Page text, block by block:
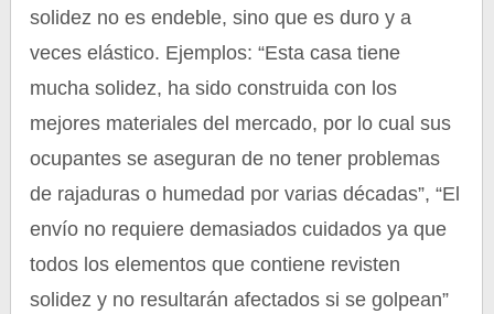
solidez no es endeble, sino que es duro y a
veces elástico. Ejemplos: “Esta casa tiene
mucha solidez, ha sido construida con los
mejores materiales del mercado, por lo cual sus
ocupantes se aseguran de no tener problemas
de rajaduras o humedad por varias décadas”, “El
envío no requiere demasiados cuidados ya que
todos los elementos que contiene revisten
solidez y no resultarán afectados si se golpean”